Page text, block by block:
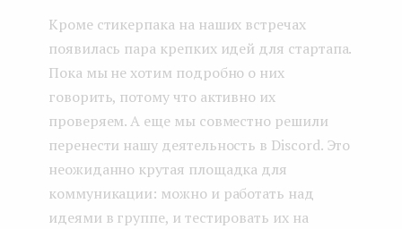
Кроме стикерпака на наших встречах
появилась пара крепких идей для стартапа.
Пока мы не хотим подробно о них
говорить, потому что активно их
проверяем. А еще мы совместно решили
перенести нашу деятельность в Discord. Это
неожиданно крутая площадка для
коммуникации: можно и работать над
идеями в группе, и тестировать их на